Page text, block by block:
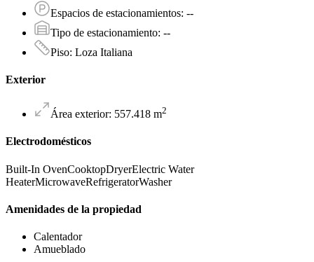
Espacios de estacionamientos: --
Tipo de estacionamiento: --
Piso: Loza Italiana
Exterior
Área exterior: 557.418 m2
Electrodomésticos
Built-In OvenCooktopDryerElectric Water
HeaterMicrowaveRefrigeratorWasher
Amenidades de la propiedad
Calentador
Amueblado